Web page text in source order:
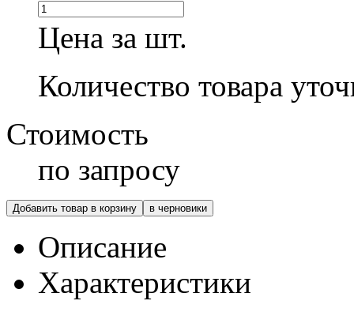
Цена за шт.
Количество товара
Стоимость
по запросу
Добавить товар в корзину в черновики
Описание
Характеристики